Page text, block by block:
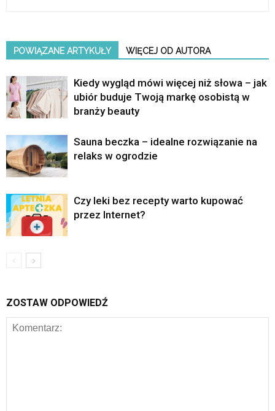
POWIĄZANE ARTYKUŁY WIĘCEJ OD AUTORA
Kiedy wygląd mówi więcej niż słowa – jak
ubiór buduje Twoją markę osobistą w
branży beauty
Sauna beczka – idealne rozwiązanie na
relaks w ogrodzie
Czy leki bez recepty warto kupować
przez Internet?
ZOSTAW ODPOWIEDŹ